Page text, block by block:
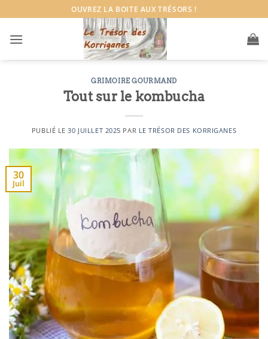
au
contenu
OUVREZ LA BOITE AUX TRÉSORS !
GRIMOIRE GOURMAND
Tout sur le kombucha
PUBLIÉ LE30 JUILLET 2025 PAR LE TRÉSOR DES KORRIGANES
30
Juil